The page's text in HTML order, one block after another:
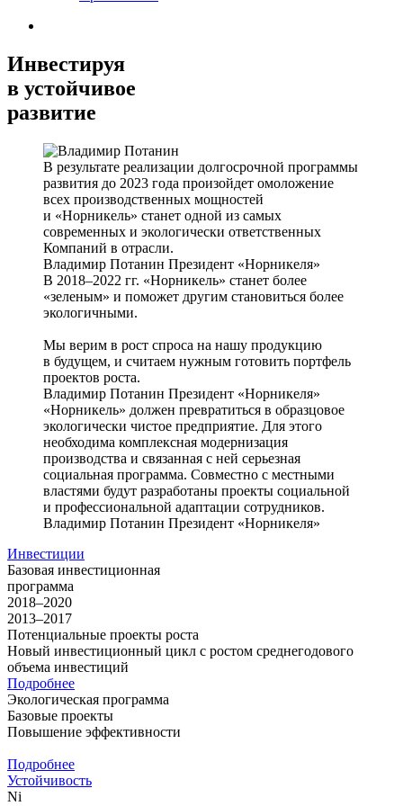
Инвестируя
в устойчивое
развитие
В результате реализации долгосрочной программы
развития до 2023 года произойдет омоложение
всех производственных мощностей
и «Норникель» станет одной из самых
современных и экологически ответственных
Компаний в отрасли.
Владимир Потанин Президент «Норникеля»
В 2018–2022 гг. «Норникель» станет более
«зеленым» и поможет другим становиться более
экологичными.
Мы верим в рост спроса на нашу продукцию
в будущем, и считаем нужным готовить портфель
проектов роста.
Владимир Потанин Президент «Норникеля»
«Норникель» должен превратиться в образцовое
экологически чистое предприятие. Для этого
необходима комплексная модернизация
производства и связанная с ней серьезная
социальная программа. Совместно с местными
властями будут разработаны проекты социальной
и профессиональной адаптации сотрудников.
Владимир Потанин Президент «Норникеля»
Инвестиции
Базовая инвестиционная
программа
2018–2020
2013–2017
Потенциальные проекты роста
Новый инвестиционный цикл с ростом среднегодового
объема инвестиций
Подробнее
Экологическая программа
Базовые проекты
Повышение эффективности
Подробнее
Устойчивость
Ni